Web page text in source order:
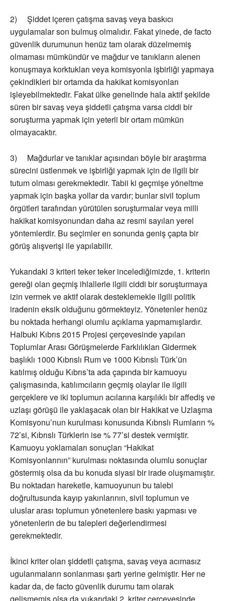
2) Şiddet içeren çatışma savaş veya baskıcı
uygulamalar son bulmuş olmalıdır. Fakat yinede, de facto
güvenlik durumunun henüz tam olarak düzelmemiş
olmaması mümkündür ve mağdur ve tanıkların alenen
konuşmaya korktukları veya komisyonla işbirliği yapmaya
çekindikleri bir ortamda da hakikat komisyonları
işleyebilmektedir. Fakat ülke genelinde hala aktif şekilde
süren bir savaş veya şiddetli çatışma varsa ciddi bir
soruşturma yapmak için yeterli bir ortam mümkün
olmayacaktır.
3) Mağdurlar ve tanıklar açısından böyle bir araştırma
sürecini üstlenmek ve işbirliği yapmak için de ilgili bir
tutum olması gerekmektedir. Tabii ki geçmişe yöneltme
yapmak için başka yollar da vardır; bunlar sivil toplum
örgütleri tarafından yürütülen soruşturmalar veya milli
hakikat komisyonundan daha az resmi sayılan yerel
yöntemlerdir. Bu seçimler en sonunda geniş çapta bir
görüş alışverişi ile yapılabilir.
Yukarıdaki 3 kriteri teker teker incelediğimizde, 1. kriterin
gereği olan geçmiş ihlallerle ilgili ciddi bir soruşturmaya
izin vermek ve aktif olarak desteklemekle ilgili politik
iradenin eksik olduğunu görmekteyiz. Yönetenler henüz
bu noktada herhangi olumlu açıklama yapmamışlardır.
Halbuki Kıbrıs 2015 Projesi çerçevesinde yapılan
Toplumlar Arası Görüşmelerde Farklılıkları Gidermek
başlıklı 1000 Kıbrıslı Rum ve 1000 Kıbrıslı Türk’ün
katılmış olduğu Kıbrıs’ta ada çapında bir kamuoyu
çalışmasında, katılımcıların geçmiş olaylar ile ilgili
gerçeklere ve iki toplumun acılarına karşılıklı bir affediş ve
uzlaşı görüşü ile yaklaşacak olan bir Hakikat ve Uzlaşma
Komisyonu’nun kurulması konusunda Kıbrıslı Rumların %
72’si, Kıbrıslı Türklerin ise % 77’si destek vermiştir.
Kamuoyu yoklamaları sonuçları “Hakikat
Komisyonlarının” kurulması noktasında olumlu sonuçlar
göstermiş olsa da bu konuda siyasi bir irade oluşmamıştır.
Bu noktadan hareketle, kamuoyunun bu talebi
doğrultusunda kayıp yakınlarının, sivil toplumun ve
uluslar arası toplumun yönetenlere baskı yapması ve
yönetenlerin de bu talepleri değerlendirmesi
gerekmektedir.
İkinci kriter olan şiddetli çatışma, savaş veya acımasız
ugulanmaların sonlanması şartı yerine gelmiştir. Her ne
kadar da, de facto güvenlik durumu tam olarak